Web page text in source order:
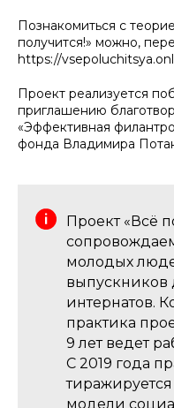
Познакомиться с
получится!» можно,
https://
Проект реализуется
приглашению
«Эффективная
фонда Владимира
Проект «Всё
молодых
выпускников
интернатов.
практика
9 лет ведет
С 2019 года
модели